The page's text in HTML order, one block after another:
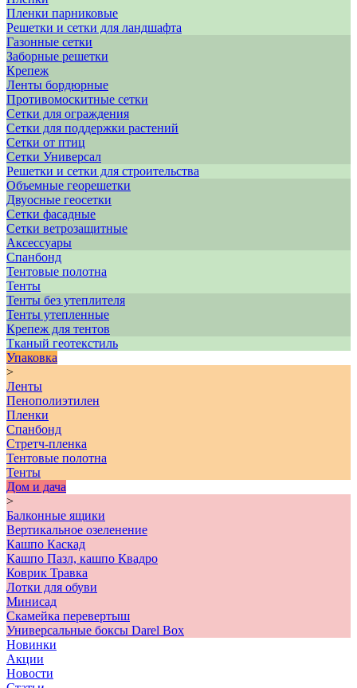
Пленки парниковые
Решетки и сетки для ландшафта
Газонные сетки
Заборные решетки
Крепеж
Ленты бордюрные
Противомоскитные сетки
Сетки для ограждения
Сетки для поддержки растений
Сетки от птиц
Сетки Универсал
Решетки и сетки для строительства
Объемные георешетки
Двуосные геосетки
Сетки фасадные
Сетки ветрозащитные
Аксессуары
Спанбонд
Тентовые полотна
Тенты
Тенты без утеплителя
Тенты утепленные
Крепеж для тентов
Тканый геотекстиль
Упаковка
>
Ленты
Пенополиэтилен
Пленки
Спанбонд
Стретч-пленка
Тентовые полотна
Тенты
Дом и дача
>
Балконные ящики
Вертикальное озеленение
Кашпо Каскад
Кашпо Пазл, кашпо Квадро
Коврик Травка
Лотки для обуви
Минисад
Скамейка перевертыш
Универсальные боксы Darel Box
Новинки
Акции
Новости